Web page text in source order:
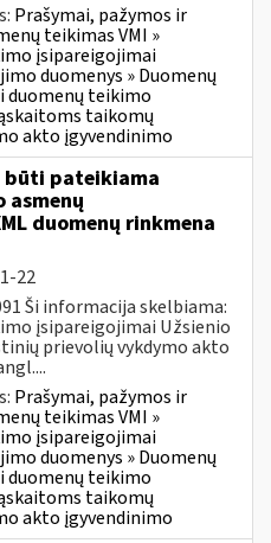
Prašymai, pažymos ir
teikimas VMI »
įsipareigojimai
duomenys » Duomenų
duomenų teikimo
taikomų
akto įgyvendinimo
pateikiama
asmenų
duomenų rinkmena
22
Ši informacija skelbiama:
įsipareigojimai Užsienio
prievolių vykdymo akto
Prašymai, pažymos ir
teikimas VMI »
įsipareigojimai
duomenys » Duomenų
duomenų teikimo
taikomų
akto įgyvendinimo